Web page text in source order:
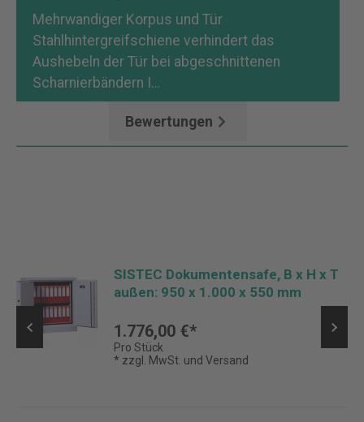
Mehrwandiger Korpus und Tür
Stahlhintergreifschiene verhindert das
Aushebeln der Tür bei abgeschnittenen
Scharnierbändern I…
Bewertungen
SISTEC Dokumentensafe, B x H x T
außen: 950 x 1.000 x 550 mm
1.776,00 €*
Pro Stück
* zzgl. MwSt. und Versand